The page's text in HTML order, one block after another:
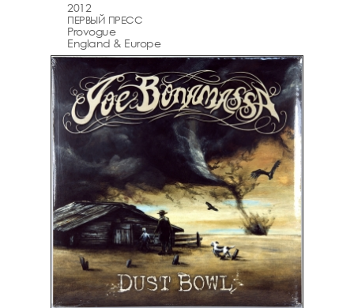
2012
ПЕРВЫЙ ПРЕСС
Provogue
England & Europe